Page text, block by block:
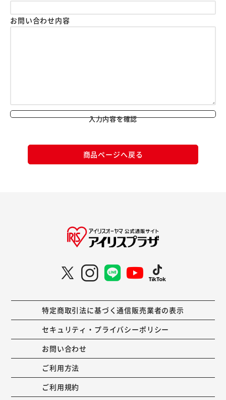
お問い合わせ内容
入力内容を確認
商品ページへ戻る
特定商取引法に基づく通信販売業者の表示
セキュリティ・プライバシーポリシー
お問い合わせ
ご利用方法
ご利用規約